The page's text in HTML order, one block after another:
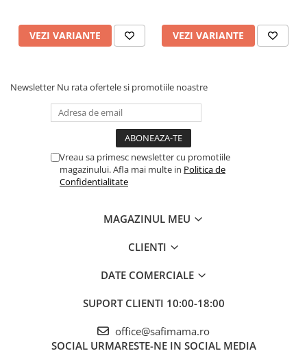
VEZI VARIANTE VEZI VARIANTE
Newsletter Nu rata ofertele si promotiile noastre
Vreau sa primesc newsletter cu promotiile
magazinului. Afla mai multe in Politica de
Confidentialitate
MAGAZINUL MEU
CLIENTI
DATE COMERCIALE
SUPORT CLIENTI 10:00-18:00
office@safimama.ro
SOCIAL URMARESTE-NE IN SOCIAL MEDIA